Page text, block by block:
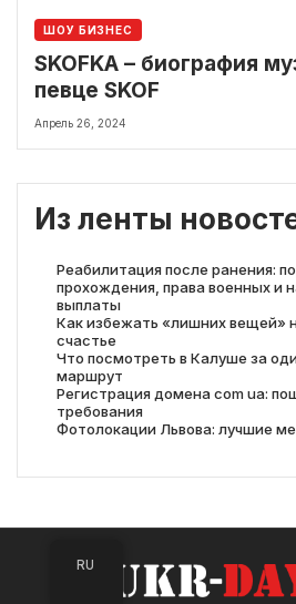
ШОУ БИЗНЕС
SKOFKA – биография
певце SKOF
Апрель 26, 2024
Из ленты
Реабилитация после ранения:
прохождения, права военных и
выплаты
Как избежать «лишних вещей»
счастье
Что посмотреть в Калуше за
маршрут
Регистрация домена com ua:
требования
Фотолокации Львова: лучшие
RU